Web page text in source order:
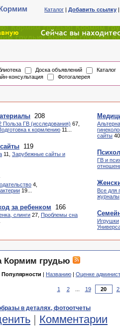
Каталог | Добавить ссылку
Доска объявлений
Каталог
консультация Фотогалерея
208
Польза ГВ (исследования) 67,
к кормлению 11...
119
11, Зарубежные сайты и
4,
19...
за ребенком 166
слинги 27, Проблемы сна
сайты
ГВ и
Все для
журналы
Игрушки
Кормим грудью
Популярности | Названию | Оценке
1 2 19
в деталях, фотоотчеты
| Комментарии